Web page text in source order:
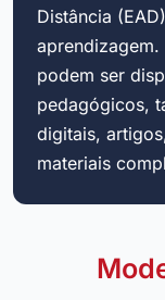
Distância
podem ser
pedagógicos,
digitais,
materiais